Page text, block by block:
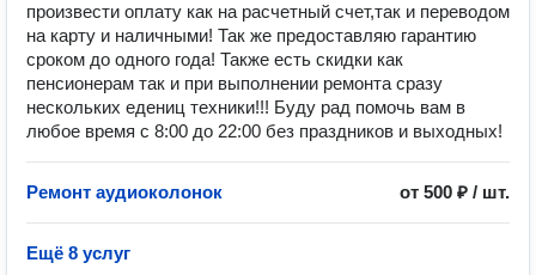
произвести оплату как на расчетный счет,так и переводом
на карту и наличными! Так же предоставляю гарантию
сроком до одного года! Также есть скидки как
пенсионерам так и при выполнении ремонта сразу
нескольких едениц техники!!! Буду рад помочь вам в
любое время с 8:00 до 22:00 без праздников и выходных!
Ремонт аудиоколонок от 500 ₽ / шт.
Ещё 8 услуг